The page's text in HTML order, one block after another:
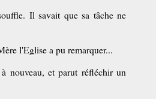
Il savait que sa tâche ne
l'Eglise a pu remarquer...
nouveau, et parut réfléchir un